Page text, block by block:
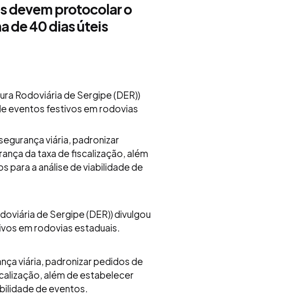
devem protocolar o
de 40 dias úteis
Rodoviária de Sergipe (DER))
eventos festivos em rodovias
viária, padronizar
da taxa de fiscalização, além
para a análise de viabilidade de
de Sergipe (DER)) divulgou
em rodovias estaduais.
viária, padronizar pedidos de
além de estabelecer
de eventos.